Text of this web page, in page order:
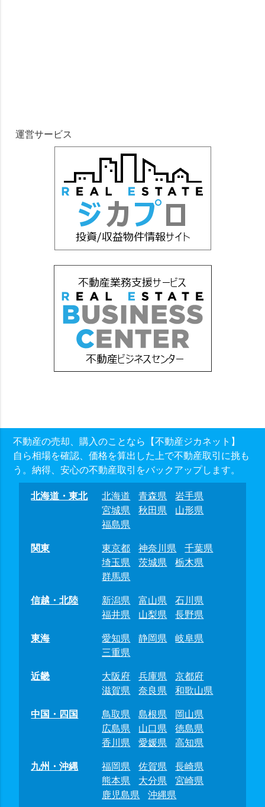
運営サービス
不動産の売却、購入のことなら【不動産ジカネット】
自ら相場を確認、価格を算出した上で不動産取引に挑も
う。納得、安心の不動産取引をバックアップします。
北海道・東北 北海道 青森県
岩手県
宮城県
秋田県
山形県
福島県
関東
東京都 神奈川県
千葉県
埼玉県
茨城県
栃木県
群馬県
信越・北陸
新潟県 富山県
石川県
福井県
山梨県
長野県
東海
愛知県 静岡県
岐阜県
三重県
近畿
大阪府 兵庫県
京都府
滋賀県
奈良県
和歌山県
中国・四国
鳥取県 島根県
岡山県
広島県
山口県
徳島県
香川県
愛媛県
高知県
九州・沖縄
福岡県 佐賀県
長崎県
熊本県
大分県
宮崎県
鹿児島県
沖縄県